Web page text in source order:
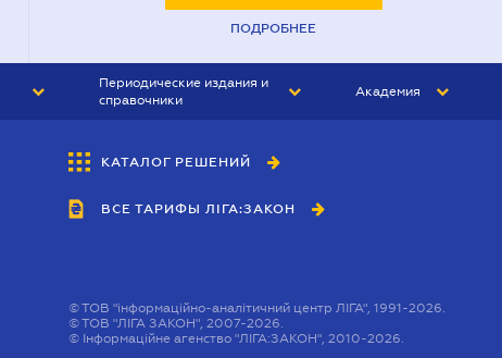
ПОДРОБНЕЕ
Периодические издания и
справочники
БУХГАЛТЕР&ЗАКОН
ВЕСТНИК МСФО
Академия
КАТАЛОГ РЕШЕНИЙ
ВСЕ ТАРИФЫ ЛІГА:ЗАКОН
©ТОВ "інформаційно-аналітичний центр ЛІГА", 1991-2026.
©ТОВ "ЛІГА ЗАКОН", 2007-2026.
© Інформаційне агенство "ЛІГА:ЗАКОН", 2010-2026.